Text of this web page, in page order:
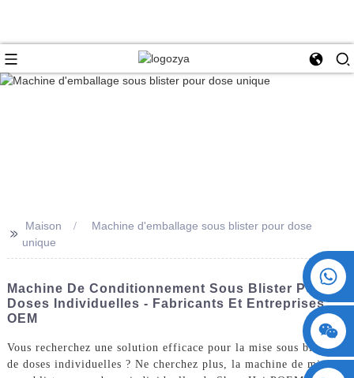
>>
Maison
Machine d'emballage sous blister pour dose
unique
Machine De Conditionnement Sous Blister Pour
Doses Individuelles - Fabricants Et Entreprises
OEM
Vous recherchez une solution efficace pour la mise sous blister
de doses individuelles ? Ne cherchez plus, la machine de mise